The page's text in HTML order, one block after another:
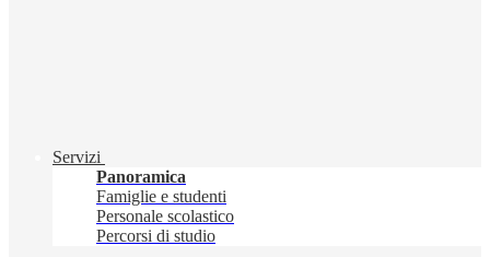
Servizi
Panoramica
Famiglie e studenti
Personale scolastico
Percorsi di studio